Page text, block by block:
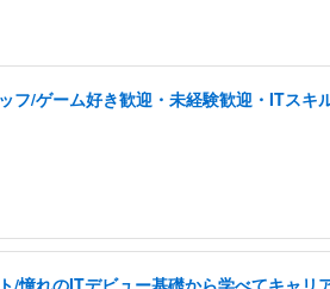
フ/ゲーム好き歓迎・未経験歓迎・ITスキ
/憧れのITデビュー基礎から学べてキャリ